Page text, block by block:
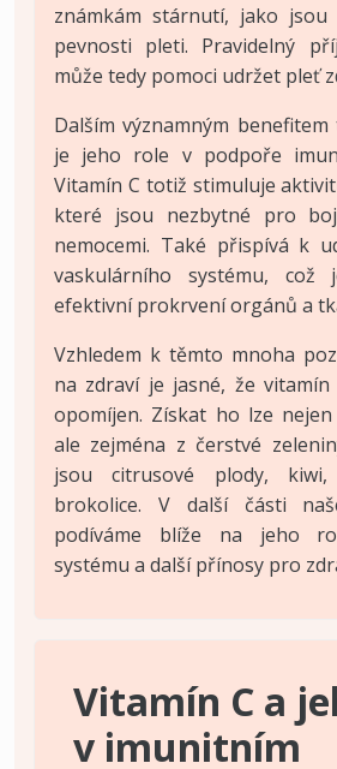
známkám stárnutí, jako
pevnosti pleti. Pravidelný
může tedy pomoci udržet pleť
Dalším významným
je jeho role v podpoře
Vitamín C totiž stimuluje
které jsou nezbytné pro
nemocemi. Také přispívá k
vaskulárního systému,
efektivní prokrvení orgánů a
Vzhledem k těmto mnoha
na zdraví je jasné, že
opomíjen. Získat ho lze
ale zejména z čerstvé
jsou citrusové plody,
brokolice. V další části
podíváme blíže na jeho
systému a další přínosy pro
Vitamín C a
v imunitním